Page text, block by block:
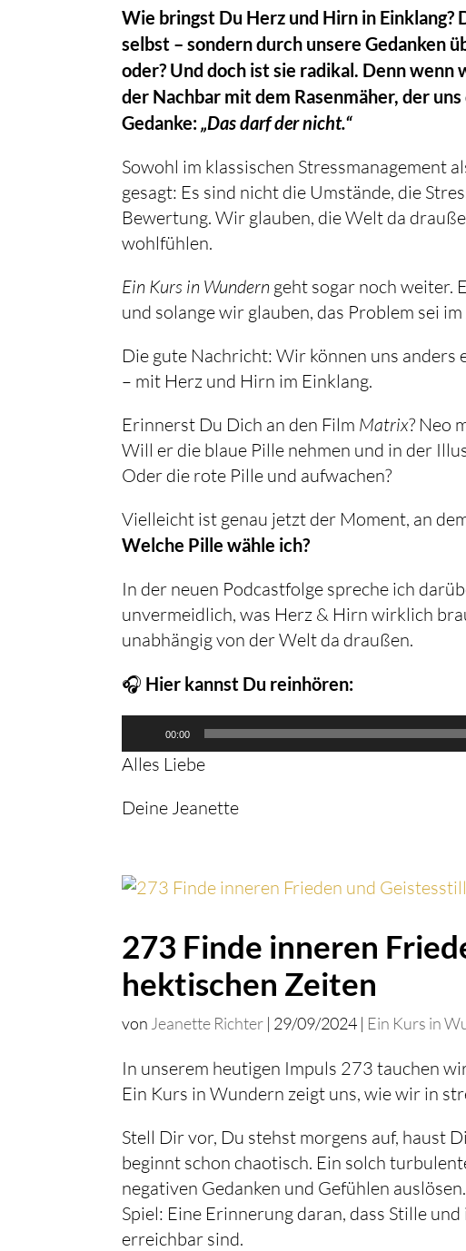
Wie bringst Du Herz und Hirn in
selbst – sondern durch unsere Gedanken
oder? Und doch ist sie radikal. Denn
der Nachbar mit dem Rasenmäher, der
Gedanke:„Das darf der nicht.“
Sowohl im klassischen Stressmanagement
gesagt: Es sind nicht die Umstände, die
Bewertung. Wir glauben, die Welt da
wohlfühlen.
Ein Kurs in Wundern geht sogar noch weiter.
und solange wir glauben, das Problem sei
Die gute Nachricht: Wir können uns anders
– mit Herz und Hirn im Einklang.
Erinnerst Du Dich an den Film Matrix? Neo
Will er die blaue Pille nehmen und in der
Oder die rote Pille und aufwachen?
Vielleicht ist genau jetzt der Moment, an
Welche Pille wähle ich?
In der neuen Podcastfolge spreche ich
unvermeidlich, was Herz & Hirn wirklich
unabhängig von der Welt da draußen.
🎧 Hier kannst Du reinhören:
Audio-
Player
00:00
Alles Liebe
Deine Jeanette
273 Finde inneren
hektischen Zeiten
von Jeanette Richter | 29/09/2024 | Ein Kurs in
In unserem heutigen Impuls 273 tauchen
Ein Kurs in Wundern zeigt uns, wie wir in
Stell Dir vor, Du stehst morgens auf, haust
beginnt schon chaotisch. Ein solch
negativen Gedanken und Gefühlen
Spiel: Eine Erinnerung daran, dass Stille
erreichbar sind.